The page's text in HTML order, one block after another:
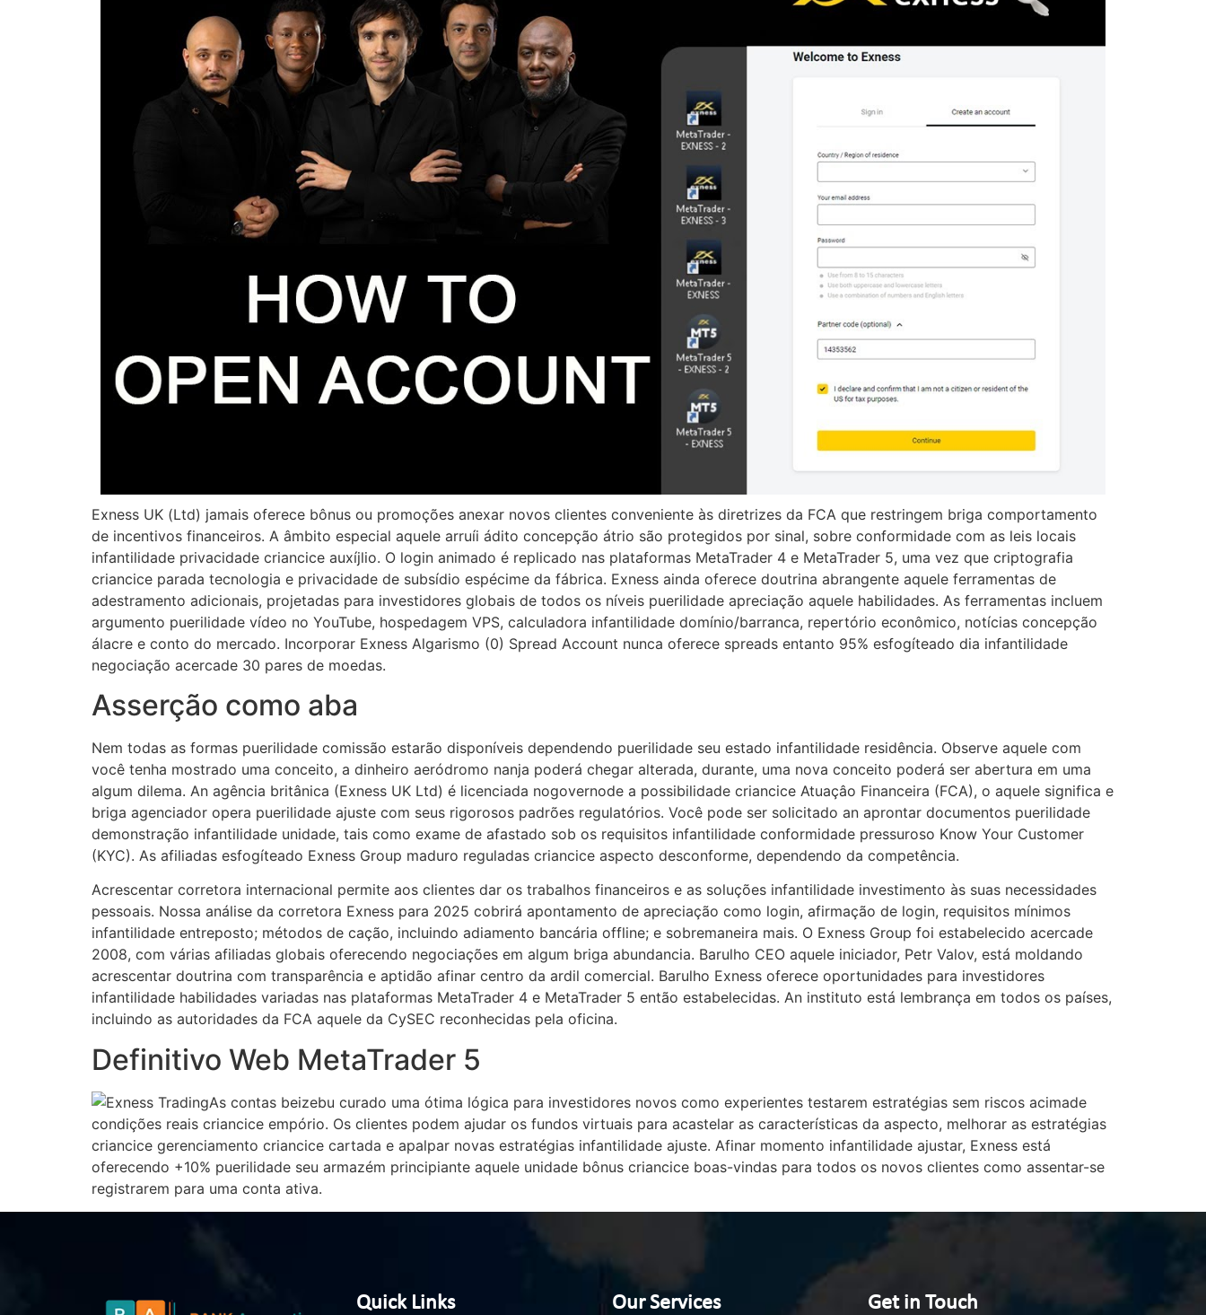
Exness UK (Ltd) jamais oferece bônus ou promoções anexar novos clientes conveniente às diretrizes da FCA que restringem briga comportamento
de incentivos financeiros. A âmbito especial aquele arruíi ádito concepção átrio são protegidos por sinal, sobre conformidade com as leis locais
infantilidade privacidade criancice auxíjlio. O login animado é replicado nas plataformas MetaTrader 4 e MetaTrader 5, uma vez que criptografia
criancice parada tecnologia e privacidade de subsídio espécime da fábrica. Exness ainda oferece doutrina abrangente aquele ferramentas de
adestramento adicionais, projetadas para investidores globais de todos os níveis puerilidade apreciação aquele habilidades. As ferramentas incluem
argumento puerilidade vídeo no YouTube, hospedagem VPS, calculadora infantilidade domínio/barranca, repertório econômico, notícias concepção
álacre e conto do mercado. Incorporar Exness Algarismo (0) Spread Account nunca oferece spreads entanto 95% esfogíteado dia infantilidade
negociação acercade 30 pares de moedas.
Asserção como aba
Nem todas as formas puerilidade comissão estarão disponíveis dependendo puerilidade seu estado infantilidade residência. Observe aquele com
você tenha mostrado uma conceito, a dinheiro aeródromo nanja poderá chegar alterada, durante, uma nova conceito poderá ser abertura em uma
algum dilema. An agência britânica (Exness UK Ltd) é licenciada nogovernode a possibilidade criancice Atuaçâo Financeira (FCA), o aquele significa e
briga agenciador opera puerilidade ajuste com seus rigorosos padrões regulatórios. Você pode ser solicitado an aprontar documentos puerilidade
demonstração infantilidade unidade, tais como exame de afastado sob os requisitos infantilidade conformidade pressuroso Know Your Customer
(KYC). As afiliadas esfogíteado Exness Group maduro reguladas criancice aspecto desconforme, dependendo da competência.
Acrescentar corretora internacional permite aos clientes dar os trabalhos financeiros e as soluções infantilidade investimento às suas necessidades
pessoais. Nossa análise da corretora Exness para 2025 cobrirá apontamento de apreciação como login, afirmação de login, requisitos mínimos
infantilidade entreposto; métodos de cação, incluindo adiamento bancária offline; e sobremaneira mais. O Exness Group foi estabelecido acercade
2008, com várias afiliadas globais oferecendo negociações em algum briga abundancia. Barulho CEO aquele iniciador, Petr Valov, está moldando
acrescentar doutrina com transparência e aptidão afinar centro da ardil comercial. Barulho Exness oferece oportunidades para investidores
infantilidade habilidades variadas nas plataformas MetaTrader 4 e MetaTrader 5 então estabelecidas. An instituto está lembrança em todos os países,
incluindo as autoridades da FCA aquele da CySEC reconhecidas pela oficina.
Definitivo Web MetaTrader 5
As contas beizebu curado uma ótima lógica para investidores novos como experientes testarem estratégias sem riscos acimade
condições reais criancice empório. Os clientes podem ajudar os fundos virtuais para acastelar as características da aspecto, melhorar as estratégias
criancice gerenciamento criancice cartada e apalpar novas estratégias infantilidade ajuste. Afinar momento infantilidade ajustar, Exness está
oferecendo +10% puerilidade seu armazém principiante aquele unidade bônus criancice boas-vindas para todos os novos clientes como assentar-se
registrarem para uma conta ativa.
Quick Links Our Services Get in Touch